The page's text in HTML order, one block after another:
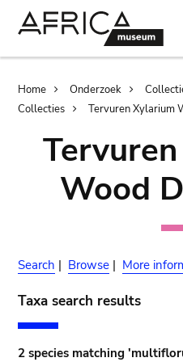
Home Onderzoek
Collecties
Tervuren Xylarium
Wood
Search | Browse | More
Taxa search results
2 species matching